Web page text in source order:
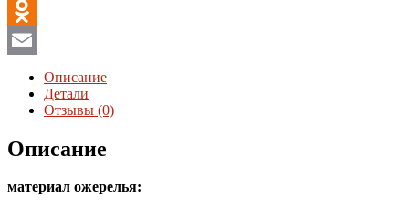
фантазийном
ожерелье
VK
Odnoklassniki
Описание
Детали
Отзывы (0)
Описание
материал ожерелья: